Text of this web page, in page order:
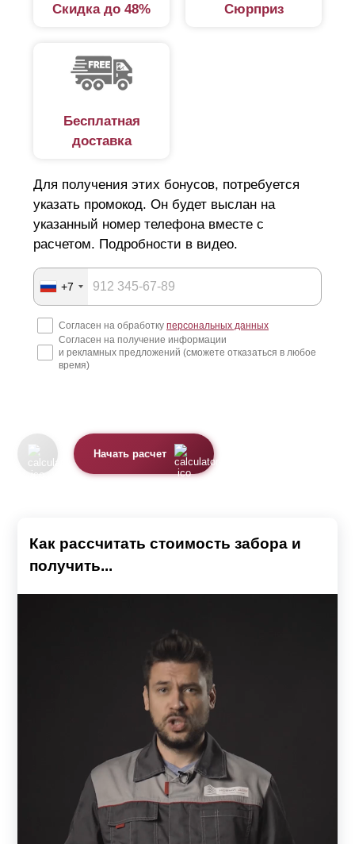
Скидка до 48% Сюрприз
Бесплатная
доставка
Для получения этих бонусов, потребуется
указать промокод. Он будет выслан на
указанный номер телефона вместе с
расчетом. Подробности в видео.
+7
Согласен на обработку персональных данных
Согласен на получение информации
и рекламных предложений (сможете отказаться в любое
время)
Начать расчет
Как рассчитать стоимость забора и
получить...